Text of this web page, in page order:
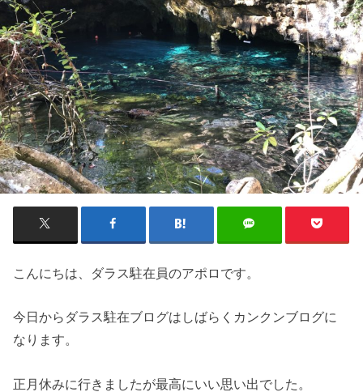
こんにちは、ダラス駐在員のアポロです。
今日からダラス駐在ブログはしばらくカンクンブログに
なります。
正月休みに行きましたが最高にいい思い出でした。